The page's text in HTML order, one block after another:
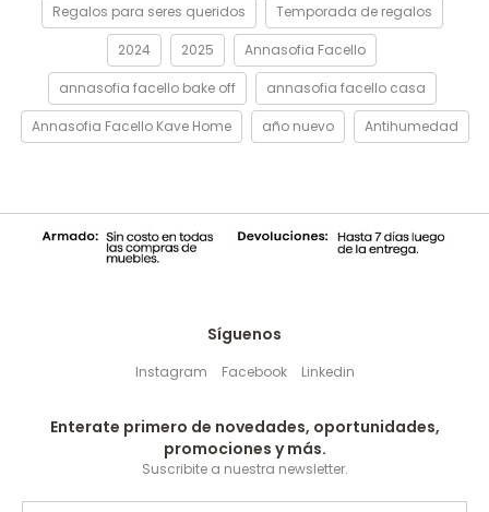
Regalos para seres queridos Temporada de regalos
2024 2025 Annasofia Facello
annasofia facello bake off annasofia facello casa
Annasofia Facello Kave Home año nuevo Antihumedad
Síguenos
Instagram Facebook Linkedin
Enterate primero de novedades, oportunidades,
promociones y más.
Suscribite a nuestra newsletter.